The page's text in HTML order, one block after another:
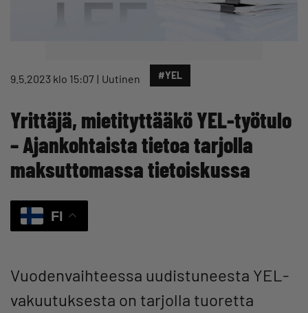
9.5.2023 klo 15:07 Uutinen #YEL
Yrittäjä, mietityttääkö YEL-työtulo
– Ajankohtaista tietoa tarjolla
maksuttomassa tietoiskussa
FI
Vuodenvaihteessa uudistuneesta YEL-
vakuutuksesta on tarjolla tuoretta